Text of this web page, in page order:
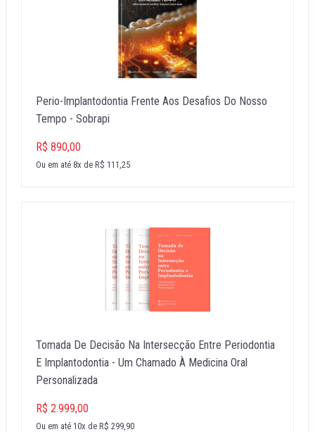
Perio-Implantodontia Frente Aos Desafios Do Nosso
Tempo - Sobrapi
R$ 890,00
Ou em até 8x de R$ 111,25
Tomada De Decisão Na Intersecção Entre Periodontia
E Implantodontia - Um Chamado À Medicina Oral
Personalizada
R$ 2.999,00
Ou em até 10x de R$ 299,90